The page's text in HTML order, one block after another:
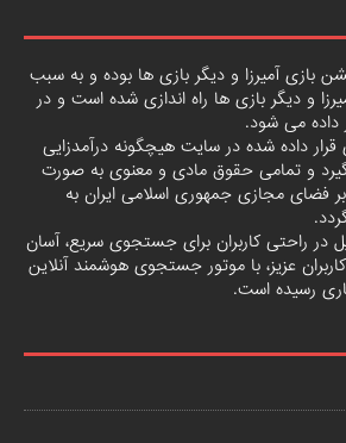
بازی آمیرزا و دیگر بازی ها بوده و به سبب
و دیگر بازی ها راه اندازی شده است و در
می شود.
داده شده در سایت هیچگونه درآمدزایی
و تمامی حقوق مادی و معنوی به صورت
فضای مجازی جمهوری اسلامی ایران به
در راحتی کاربران برای جستجوی سریع، آسان
عزیز، با موتور جستجوی هوشمند آنلاین
رسیده است.